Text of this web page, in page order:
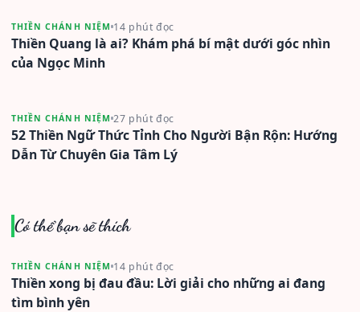
THIỀN CHÁNH NIỆM 14 phút đọc
Thiền Quang là ai? Khám phá bí mật dưới góc nhìn
của Ngọc Minh
THIỀN CHÁNH NIỆM 27 phút đọc
52 Thiền Ngữ Thức Tỉnh Cho Người Bận Rộn: Hướng
Dẫn Từ Chuyên Gia Tâm Lý
Có thể bạn sẽ thích
THIỀN CHÁNH NIỆM 14 phút đọc
Thiền xong bị đau đầu: Lời giải cho những ai đang
tìm bình yên